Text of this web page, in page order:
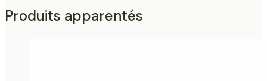
Produits apparentés